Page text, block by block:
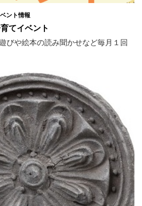
ント情報
てイベント
びや絵本の読み聞かせなど毎月１回